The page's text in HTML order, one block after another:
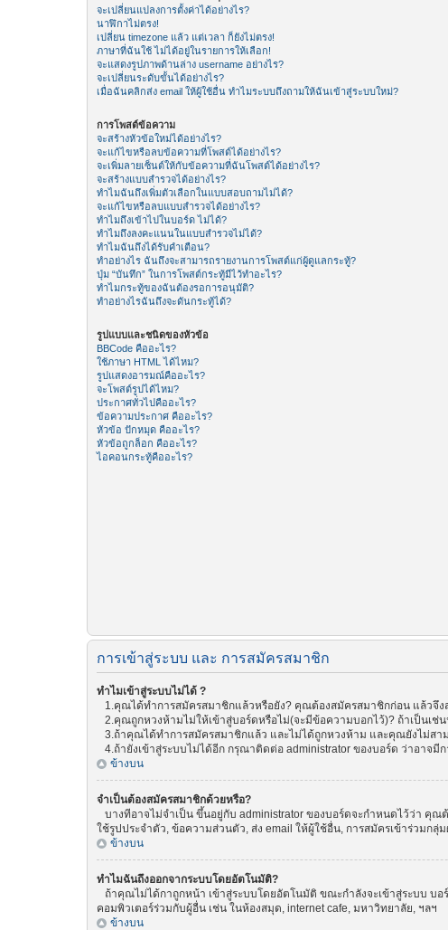
จะเปลี่ยนแปลงการตั้งค่าได้อย่างไร?
นาฬิกาไม่ตรง!
เปลี่ยน timezone แล้ว แต่เวลา ก็ยังไม่ตรง!
ภาษาที่ฉันใช้ ไม่ได้อยู่ในรายการให้เลือก!
จะแสดงรูปภาพด้านล่าง username อย่างไร?
จะเปลี่ยนระดับขั้นได้อย่างไร?
เมื่อฉันคลิกส่ง email ให้ผู้ใช้อื่น ทำไมระบบถึงถามให้ฉันเข้าสู่ระบบใหม่?
การโพสต์ข้อความ
จะสร้างหัวข้อใหม่ได้อย่างไร?
จะแก้ไขหรือลบข้อความที่โพสต์ได้อย่างไร?
จะเพิ่มลายเซ็นต์ให้กับข้อความที่ฉันโพสต์ได้อย่างไร?
จะสร้างแบบสำรวจได้อย่างไร?
ทำไมฉันถึงเพิ่มตัวเลือกในแบบสอบถามไม่ได้?
จะแก้ไขหรือลบแบบสำรวจได้อย่างไร?
ทำไมถึงเข้าไปในบอร์ด ไม่ได้?
ทำไมถึงลงคะแนนในแบบสำรวจไม่ได้?
ทำไมฉันถึงได้รับคำเตือน?
ทำอย่างไร ฉันถึงจะสามารถรายงานการโพสต์แก่ผู้ดูแลกระทู้?
ปุ่ม “บันทึก” ในการโพสต์กระทู้มีไว้ทำอะไร?
ทำไมกระทู้ของฉันต้องรอการอนุมัติ?
ทำอย่างไรฉันถึงจะดันกระทู้ได้?
รูปแบบและชนิดของหัวข้อ
BBCode คืออะไร?
ใช้ภาษา HTML ได้ไหม?
รูปแสดงอารมณ์คืออะไร?
จะโพสต์รูปได้ไหม?
ประกาศทั่วไปคืออะไร?
ข้อความประกาศ คืออะไร?
หัวข้อ ปักหมุด คืออะไร?
หัวข้อถูกล็อก คืออะไร?
ไอคอนกระทู้คืออะไร?
การเข้าสู่ระบบ และ การสมัครสมาชิก
ทำไมเข้าสู่ระบบไม่ได้ ?
1.คุณได้ทำการสมัครสมาชิกแล้วหรือยัง? คุณต้องสมัครสมาชิกก่อน แล้วจึง
2.คุณถูกหวงห้ามไม่ให้เข้าสู่บอร์ดหรือไม่(จะมีข้อความบอกไว้)? ถ้าเป็นเช่
3.ถ้าคุณได้ทำการสมัครสมาชิกแล้ว และไม่ได้ถูกหวงห้าม และคุณยังไม่สา
4.ถ้ายังเข้าสู่ระบบไม่ได้อีก กรุณาติดต่อ administrator ของบอร์ด ว่าอาจมี
ข้างบน
จำเป็นต้องสมัครสมาชิกด้วยหรือ?
บางทีอาจไม่จำเป็น ขึ้นอยู่กับ administrator ของบอร์ดจะกำหนดไว้ว่า คุ
ใช้รูปประจำตัว, ข้อความส่วนตัว, ส่ง email ให้ผู้ใช้อื่น, การสมัครเข้าร่วมก
ข้างบน
ทำไมฉันถึงออกจากระบบโดยอัตโนมัติ?
ถ้าคุณไม่ได้กาถูกหน้า เข้าสู่ระบบโดยอัตโนมัติ ขณะกำลังจะเข้าสู่ระบบ
คอมพิวเตอร์ร่วมกับผู้อื่น เช่น ในห้องสมุด, internet cafe, มหาวิทยาลัย, ฯลฯ
ข้างบน